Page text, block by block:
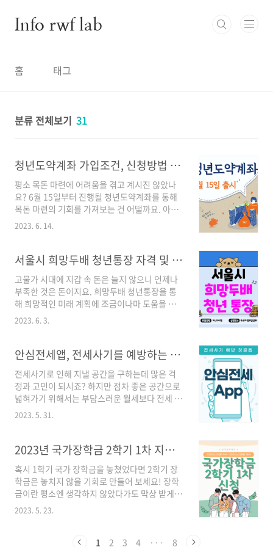
Info rwf lab
홈 태그
분류 전체보기 31
청년도약계좌 가입조건, 신청방법 및 기간 바로 확인하기
평소 목돈 마련에 어려움을 겪고 계시진 않았나
요? 6월 15일부터 진행될 청년도약계좌를 통해
목돈 마련의 기회를 가져보는 건 어떨까요. 아래
의 요건들을 확인해 보시고 해당되는 청년분들은
업일(오전 9시 ~ 오후 6시 30분)에 가입 신청이
리 기업 부산 광주 전북 경남 대구 SC 제일은행은
2024년 1월부터 운영을 시작합니다. 신청 기간
2023년 6월 동안에는 15일부터 23일까지 가입
신청이 가능합니다. 15일에서 21일까지는 출생
없이 신청할 수 있습니..
2023. 6. 14.
서울시 희망두배 청년통장 자격 및 신청방법, 저축 금액 X2배의 기회!
고물가 시대에 지갑 속 돈은 늘지 않으니 언제나
부족한 것은 돈이지요. 희망두배 청년통장을 통
해 희망적인 미래 계획에 조금이나마 도움을 받
아보시길 추천드려요. 그래도 만기 시 총 금액이
살펴보시고 해당하시는 분들은 꼼꼼히 서류 준비
를 하셔서 신청해 보시길 바랍니다. 참가 자격 확
인 참가 자격 확인 바로 가기 신청 서류 및 모집공
고 신청 기간 : 2023년 6월 12일(월) ~ 2023년 6
월 23일(금) 18:00까지입니다. 신청 방법 : 주소
지의 동주민센터를 직접 방문해서 서류를 제출하
사이 접수하시길 바랍니다..
2023. 6. 3.
안심전세앱, 전세사기를 예방하는 방법
전세사기로 인해 지낼 공간을 구하는데 많은 걱
정과 고민이 되시죠? 하지만 점차 좋은 공간으로
넓혀가기 위해서는 부담스러운 월세보다 전세 제
도를 이용하는 것이 더 나은 선택이 될 수 있습니
심전세앱 다운로드 구글플레이 다운로드 바로 가
기 앱스토어 다운로드 바로 가기 주택시세 통합
제공 1. 연립, 다세대, 50세대 미만 아파트 평형
별 매매 시세를 제공합니다. 2. 경매 낙찰가율, 지
역 평균 전세가율, 전세보증 사고 현황이 공개되
어 확인 가능합니다. 3. 시세정보를 바탕으로 적
2023. 5. 31.
2023년 국가장학금 2학기 1차 지원 자격, 신청 놓치지 마세요!
혹시 1학기 국가 장학금을 놓쳤었다면 2학기 장
학금은 놓치지 않을 기회로 만들어 보세요! 장학
금이란 평소엔 생각하지 않았다가도 막상 받게
되면 꽤나 든든한 지원군이 됩니다. 지금 바로 신
청해 보세요! 장학금 신청 바로 가기 신청 기간 ▶
월 22일(목) 오후 6시 ▶ 서류 제출·가구원 동의
2023. 5. 23.
1 2 3 4 ··· 8